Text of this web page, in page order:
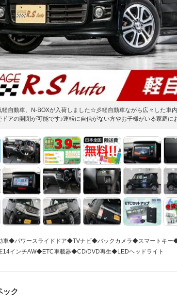
軽自動車、N-BOXが入荷しました☆彡軽自動車ながら広々した車
アの開閉が可能です♪運転に自信がない方やお子様がいる家庭に
車◆パワースライドドア◆TVナビ◆バックカメラ◆スマートキー
14インチAW◆ETC車載器◆CD/DVD再生◆LEDヘッドライト
ック